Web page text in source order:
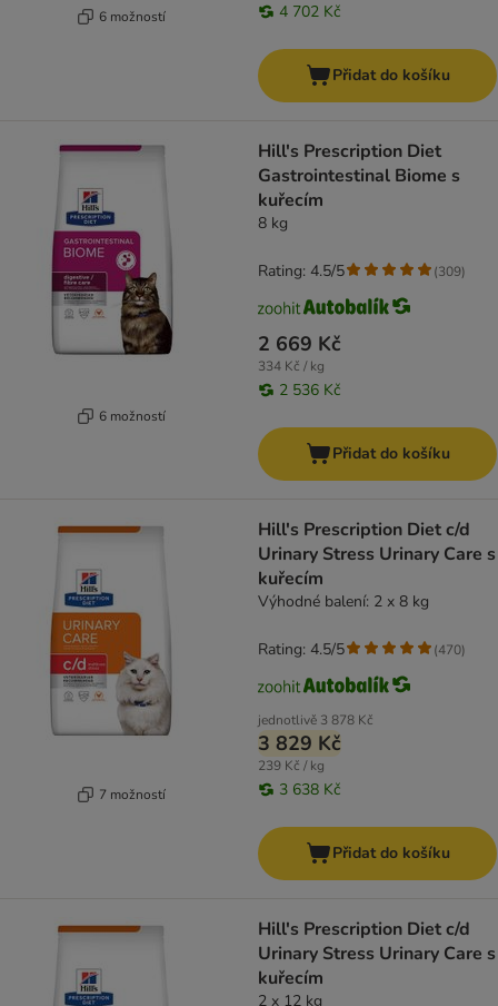
6 možností 4 702 Kč
Přidat do košíku
6 možností
Hill's Prescription Diet
Gastrointestinal Biome s
kuřecím
8 kg
2 669 Kč
334 Kč / kg
2 536 Kč
Rating: 4.5/5 (309)
Přidat do košíku
7 možností
Hill's Prescription Diet c/d
Urinary Stress Urinary Care s
kuřecím
Výhodné balení: 2 x 8 kg
jednotlivě 3 878 Kč
3 829 Kč
239 Kč / kg
3 638 Kč
Rating: 4.5/5 (470)
Přidat do košíku
Hill's Prescription Diet c/d
Urinary Stress Urinary Care s
kuřecím
2 x 12 kg